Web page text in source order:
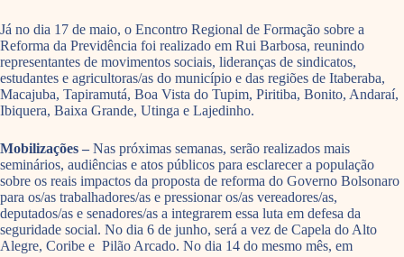
Já no dia 17 de maio, o Encontro Regional de Formação sobre a
Reforma da Previdência foi realizado em Rui Barbosa, reunindo
representantes de movimentos sociais, lideranças de sindicatos,
estudantes e agricultoras/as do município e das regiões de Itaberaba,
Macajuba, Tapiramutá, Boa Vista do Tupim, Piritiba, Bonito, Andaraí,
Ibiquera, Baixa Grande, Utinga e Lajedinho.
Mobilizações – Nas próximas semanas, serão realizados mais
seminários, audiências e atos públicos para esclarecer a população
sobre os reais impactos da proposta de reforma do Governo Bolsonaro
para os/as trabalhadores/as e pressionar os/as vereadores/as,
deputados/as e senadores/as a integrarem essa luta em defesa da
seguridade social. No dia 6 de junho, será a vez de Capela do Alto
Alegre, Coribe e Pilão Arcado. No dia 14 do mesmo mês, em